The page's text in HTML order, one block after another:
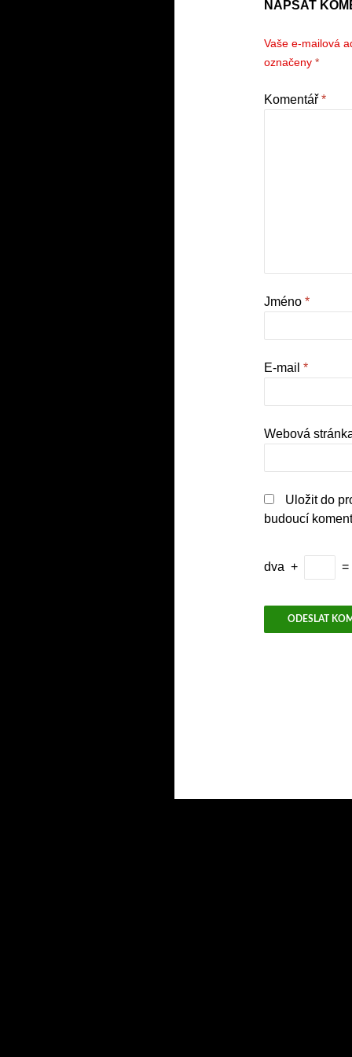
NAPSAT
Vaše e-mailová
označeny *
Komentář *
Jméno *
E-mail *
Webová
Uložit do
budoucí
dva + =